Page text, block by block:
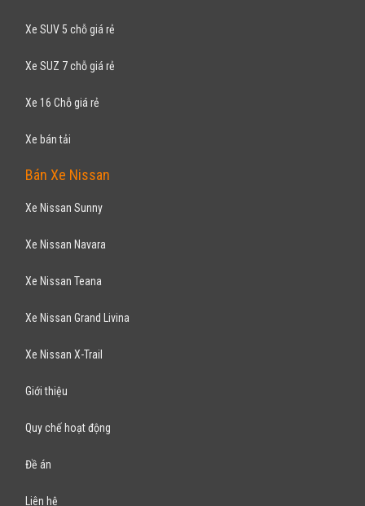
Xe SUV 5 chỗ giá rẻ
Xe SUZ 7 chỗ giá rẻ
Xe 16 Chỗ giá rẻ
Xe bán tải
Bán Xe Nissan
Xe Nissan Sunny
Xe Nissan Navara
Xe Nissan Teana
Xe Nissan Grand Livina
Xe Nissan X-Trail
Giới thiệu
Quy chế hoạt động
Đề án
Liên hệ